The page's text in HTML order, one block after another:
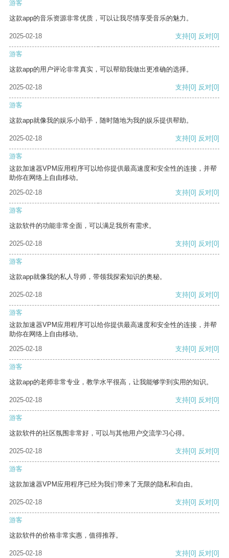
游客
这款app的音乐资源非常优质，可以让我尽情享受音乐的魅力。
2025-02-18 支持[0] 反对[0]
游客
这款app的用户评论非常真实，可以帮助我做出更准确的选择。
2025-02-18 支持[0] 反对[0]
游客
这款app就像我的娱乐小助手，随时随地为我的娱乐提供帮助。
2025-02-18 支持[0] 反对[0]
游客
这款加速器VPM应用程序可以给你提供最高速度和安全性的连接，并帮
助你在网络上自由移动。
2025-02-18
支持[0] 反对[0]
游客
这款软件的功能非常全面，可以满足我所有需求。
2025-02-18 支持[0] 反对[0]
游客
这款app就像我的私人导师，带领我探索知识的奥秘。
2025-02-18 支持[0] 反对[0]
游客
这款加速器VPM应用程序可以给你提供最高速度和安全性的连接，并帮
助你在网络上自由移动。
2025-02-18
支持[0] 反对[0]
游客
这款app的老师非常专业，教学水平很高，让我能够学到实用的知识。
2025-02-18 支持[0] 反对[0]
游客
这款软件的社区氛围非常好，可以与其他用户交流学习心得。
2025-02-18 支持[0] 反对[0]
游客
这款加速器VPM应用程序已经为我们带来了无限的隐私和自由。
2025-02-18 支持[0] 反对[0]
游客
这款软件的价格非常实惠，值得推荐。
2025-02-18 支持[0] 反对[0]